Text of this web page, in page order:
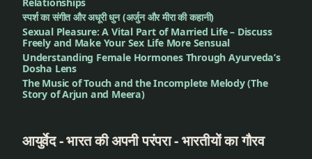
Relationships
स्पर्श का संगीत और अधूरी धुन (अर्जुन और मीरा की कहानी)
Sexual Pleasure: A Vital Part of Married Life – Discuss
Freely and Make Your Sex Life More Sensual
Understanding Female Hormones Through Ayurveda’s
Dosha Lens
The Music of Touch and the Incomplete Melody (The
Story of Arjun and Meera)
आयुर्वेद - भारत की अपनी परंपरा - भारतीयों का गौरव